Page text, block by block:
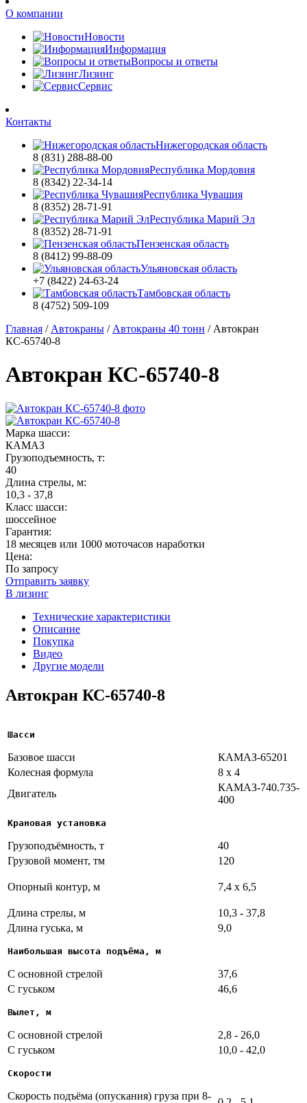
О компании
Новости
Информация
Вопросы и ответы
Лизинг
Сервис
Контакты
Нижегородская область
8 (831) 288-88-00
Республика Мордовия
8 (8342) 22-34-14
Республика Чувашия
8 (8352) 28-71-91
Республика Марий Эл
8 (8352) 28-71-91
Пензенская область
8 (8412) 99-88-09
Ульяновская область
+7 (8422) 24-63-24
Тамбовская область
8 (4752) 509-109
Главная / Автокраны / Автокраны 40 тонн / Автокран
КС-65740-8
Автокран КС-65740-8
Марка шасси:
КАМАЗ
Грузоподъемность, т:
40
Длина стрелы, м:
10,3 - 37,8
Класс шасси:
шоссейное
Гарантия:
18 месяцев или 1000 моточасов наработки
Цена:
По запросу
Отправить заявку
В лизинг
Технические характеристики
Описание
Покупка
Видео
Другие модели
Автокран КС-65740-8
Шасси
Базовое шасси
КАМАЗ-65201
Колесная формула
8 х 4
Двигатель
КАМАЗ-740.735-
400
Крановая установка
Грузоподъёмность, т
40
Грузовой момент, тм
120
Опорный контур, м 7,4 х 6,5
Длина стрелы, м
10,3 - 37,8
Длина гуська, м
9,0
Наибольшая высота подъёма, м
С основной стрелой
37,6
С гуськом
46,6
Вылет, м
С основной стрелой
2,8 - 26,0
С гуськом
10,0 - 42,0
Скорости
Скорость подъёма (опускания) груза при 8-